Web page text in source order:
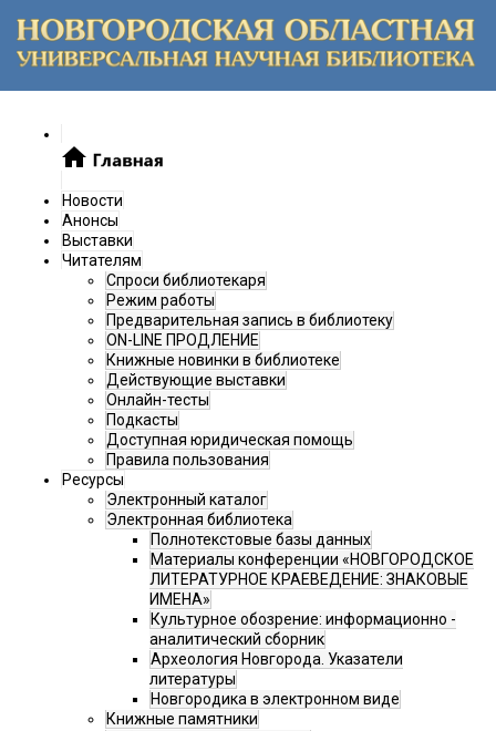
Новости
Анонсы
Выставки
Читателям
Спроси библиотекаря
Режим работы
Предварительная запись в библиотеку
ON-LINE ПРОДЛЕНИЕ
Книжные новинки в библиотеке
Действующие выставки
Онлайн-тесты
Подкасты
Доступная юридическая помощь
Правила пользования
Ресурсы
Электронный каталог
Электронная библиотека
Полнотекстовые базы данных
Материалы конференции «НОВГОРОДСКОЕ
ЛИТЕРАТУРНОЕ КРАЕВЕДЕНИЕ: ЗНАКОВЫЕ
ИМЕНА»
Культурное обозрение: информационно -
аналитический сборник
Археология Новгорода. Указатели
литературы
Новгородика в электронном виде
Книжные памятники